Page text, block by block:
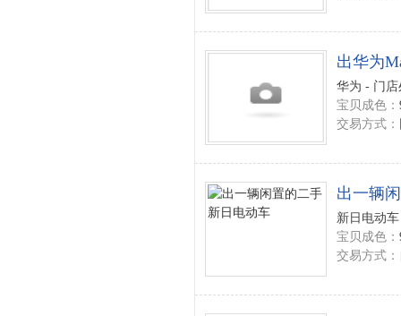
出华为
华为 - 门店
宝贝成色：
交易方式：
出一辆
新日电动
宝贝成色：
交易方式：